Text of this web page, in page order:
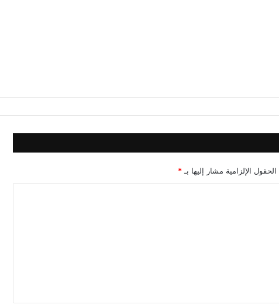
الحقول الإلزامية مشار إليها بـ *